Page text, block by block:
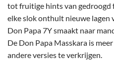
tot fruitige hints van gedroogd
elke slok onthult nieuwe lagen
Don Papa 7Y smaakt naar
De Don Papa Masskara is
andere versies te verkrijgen.